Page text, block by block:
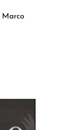
Marco